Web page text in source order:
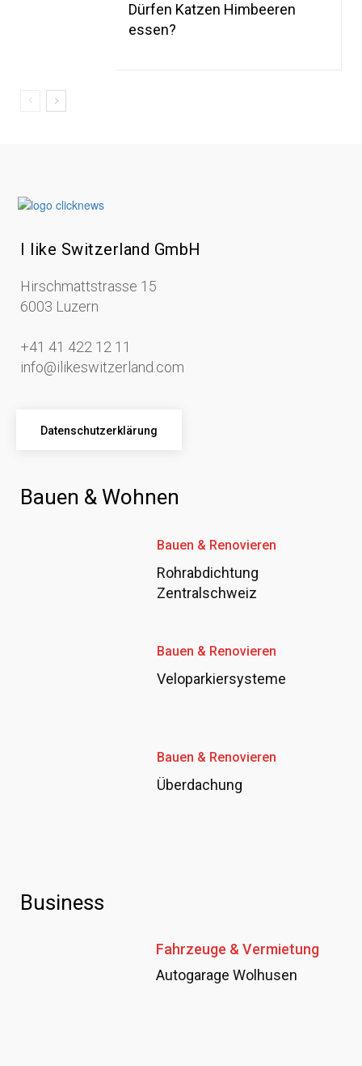
Dürfen Katzen Himbeeren
essen?
I like Switzerland GmbH
Hirschmattstrasse 15
6003 Luzern
+41 41 422 12 11
info@ilikeswitzerland.com
Datenschutzerklärung
Bauen & Wohnen
Bauen & Renovieren
Rohrabdichtung
Zentralschweiz
Bauen & Renovieren
Veloparkiersysteme
Bauen & Renovieren
Überdachung
Business
Fahrzeuge & Vermietung
Autogarage Wolhusen